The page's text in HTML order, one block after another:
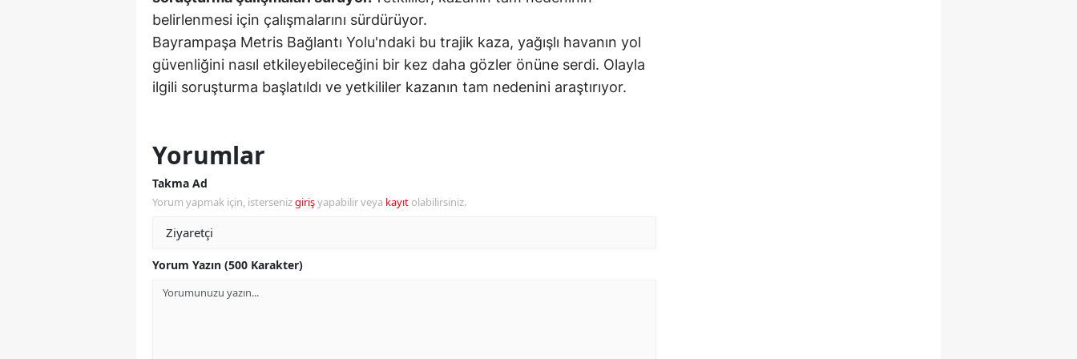
Karabük
Kilis
belirlenmesi için çalışmalarını sürdürüyor.
Bayrampaşa Metris Bağlantı Yolu'ndaki bu trajik kaza, yağışlı havanın yol
güvenliğini nasıl etkileyebileceğini bir kez daha gözler önüne serdi. Olayla
ilgili soruşturma başlatıldı ve yetkililer kazanın tam nedenini araştırıyor.
Yorumlar
Takma Ad
Yorum yapmak için, istersenizgirişyapabilir veya kayıt olabilirsiniz.
Yorum Yazın (500 Karakter)